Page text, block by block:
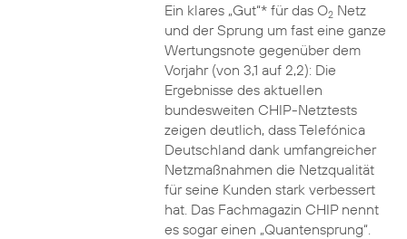
Ein klares „Gut“* für das O2Netz
und der Sprung um fast eine ganze
Wertungsnote gegenüber dem
Vorjahr (von 3,1 auf 2,2): Die
Ergebnisse des aktuellen
bundesweiten CHIP-Netztests
zeigen deutlich, dass Telefónica
Deutschland dank umfangreicher
Netzmaßnahmen die Netzqualität
für seine Kunden stark verbessert
hat. Das Fachmagazin CHIP nennt
es sogar einen „Quantensprung“.